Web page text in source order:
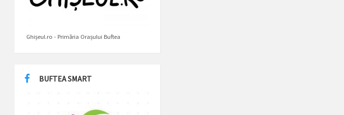
Ghișeul.ro - Primăria Orașului Buftea
BUFTEA SMART